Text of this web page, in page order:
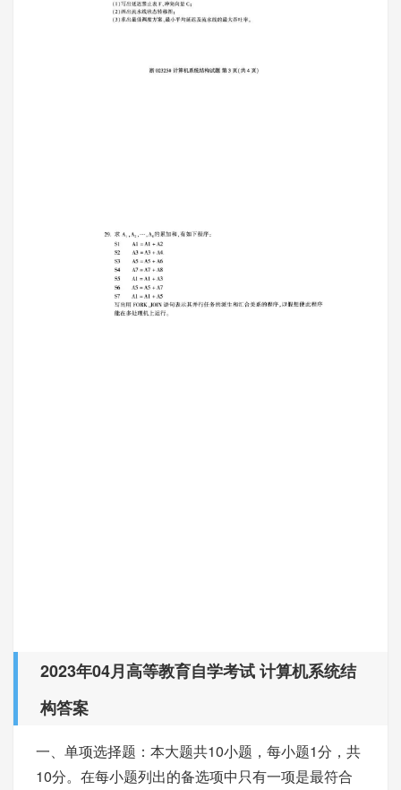
2023年04月高等教育自学考试 计算机系统结
构答案
一、单项选择题：本大题共10小题，每小题1分，共
10分。在每小题列出的备选项中只有一项是最符合